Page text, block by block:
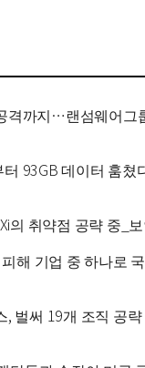
격까지…랜섬웨어그
93GB 데이터 훔쳤
의 취약점 공략 중_
해 기업 중 하나로
, 벌써 19개 조직 공